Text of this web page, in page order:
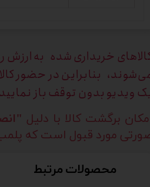
خریداریشده به ارزش
بنابراین در حضور
ویدیو بدون توقف باز
برگشت کالا با دلیل
مورد قبول است که پلمب
محصولات مرتبط